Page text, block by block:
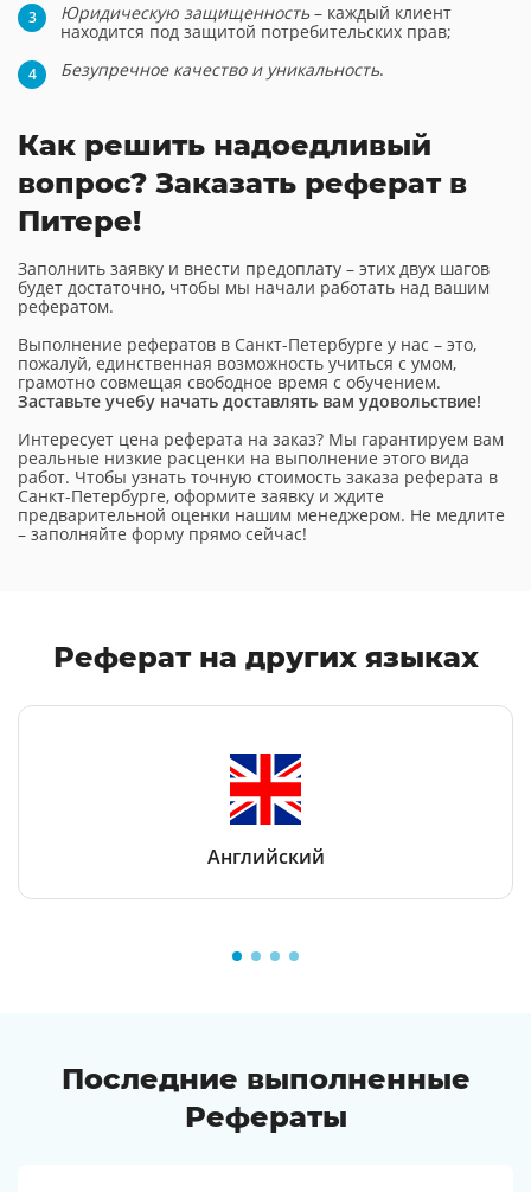
Юридическую защищенность – каждый клиент
находится под защитой потребительских прав;
Безупречное качество и уникальность.
Как решить надоедливый
вопрос? Заказать реферат в
Питере!
Заполнить заявку и внести предоплату – этих двух шагов
будет достаточно, чтобы мы начали работать над вашим
рефератом.
Выполнение рефератов в Санкт-Петербурге у нас – это,
пожалуй, единственная возможность учиться с умом,
грамотно совмещая свободное время с обучением.
Заставьте учебу начать доставлять вам удовольствие!
Интересует цена реферата на заказ? Мы гарантируем вам
реальные низкие расценки на выполнение этого вида
работ. Чтобы узнать точную стоимость заказа реферата в
Санкт-Петербурге, оформите заявку и ждите
предварительной оценки нашим менеджером. Не медлите
– заполняйте форму прямо сейчас!
Реферат на других языках
Английский
Последние выполненные
Рефераты